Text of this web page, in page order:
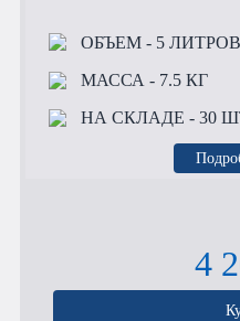
ОБЪЕМ- 5 ЛИТРОВ
МАССА - 7.5 КГ
НА СКЛАДЕ - 30
4